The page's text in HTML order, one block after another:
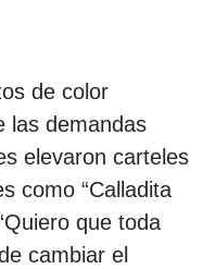
de color
las demandas
elevaron carteles
como “Calladita
que toda
cambiar el